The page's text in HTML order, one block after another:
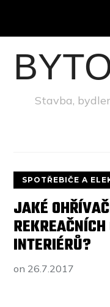
Stavba,
SPOTŘEBIČE A
JAKÉ
INTERIÉRŮ?
on 26.7.2017